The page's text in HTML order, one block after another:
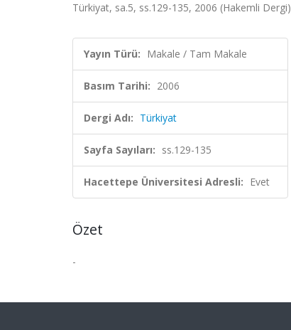
Türkiyat, sa.5, ss.129-135, 2006 (Hakemli Dergi)
Yayın Türü: Makale / Tam Makale
Basım Tarihi: 2006
Dergi Adı: Türkiyat
Sayfa Sayıları: ss.129-135
Hacettepe Üniversitesi Adresli: Evet
Özet
-